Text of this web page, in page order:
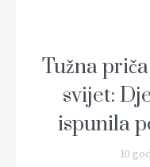
Tužna
svijet:
ispunila
10